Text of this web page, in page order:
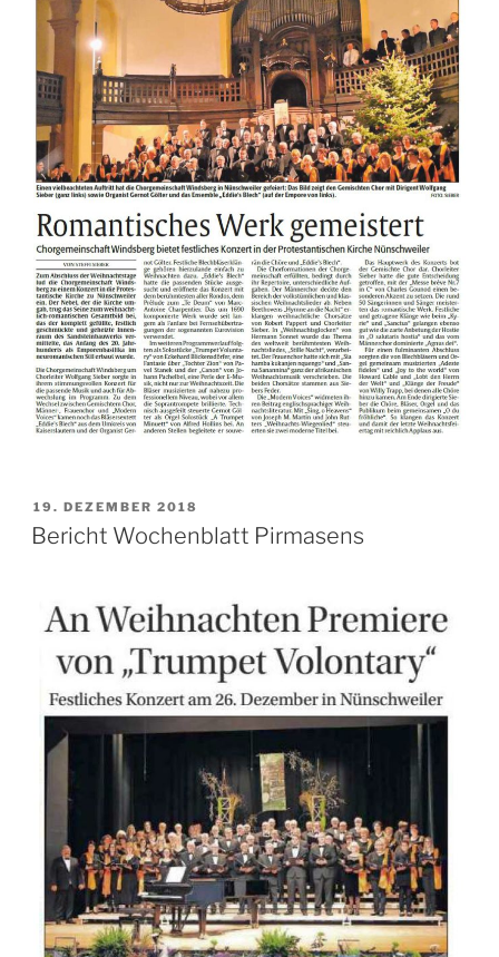
VERÖFFENTLICHT
AM
19. DEZEMBER 2018
Bericht Wochenblatt Pirmasens